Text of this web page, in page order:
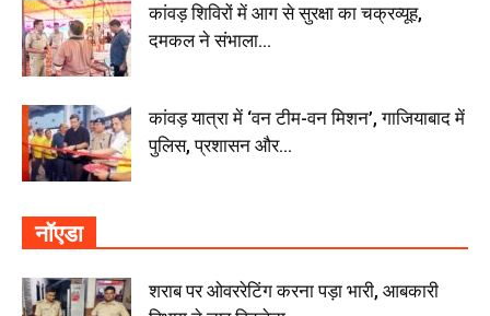
कांवड़ शिविरों में आग से सुरक्षा का चक्रव्यूह,
दमकल ने संभाला...
कांवड़ यात्रा में ‘वन टीम-वन मिशन’, गाजियाबाद में
पुलिस, प्रशासन और...
नॉएडा
शराब पर ओवररेटिंग करना पड़ा भारी, आबकारी